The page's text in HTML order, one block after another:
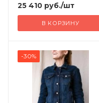
25 410 руб./шт
В КОРЗИНУ
-30%